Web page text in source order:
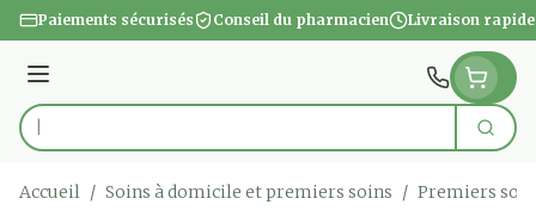
Aller au contenu
Paiements sécurisés Conseil du pharmacien Livraison rapide
Menu
Rechercher
Accueil / Soins à domicile et premiers soins / Premiers